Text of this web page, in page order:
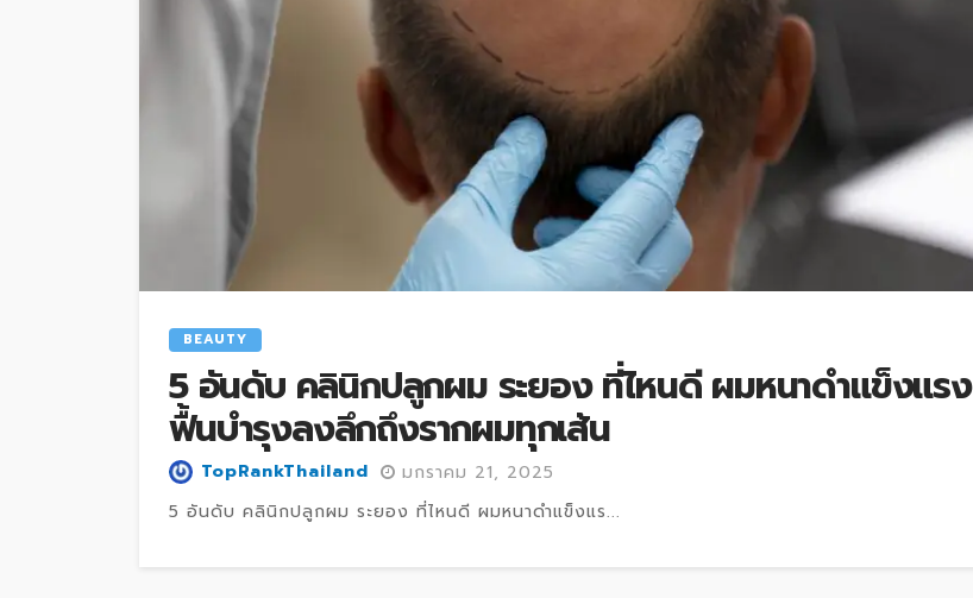
BEAUTY
5 อันดับ คลินิกปลูกผม ระยอง ที่ไหนดี ผมหนาดำแข็งแรง
ฟื้นบำรุงลงลึกถึงรากผมทุกเส้น
TopRankThailand
มกราคม 21, 2025
5 อันดับ คลินิกปลูกผม ระยอง ที่ไหนดี ผมหนาดำแข็งแร...